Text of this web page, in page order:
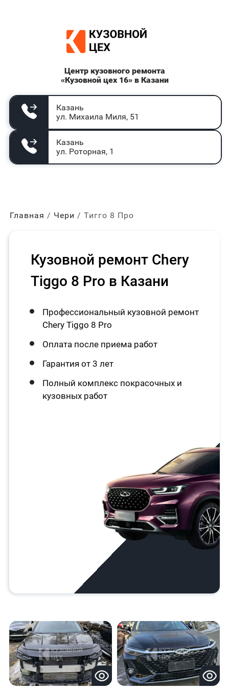
Центр кузовного ремонта
«Кузовной цех 16» в Казани
Казань
ул. Михаила Миля, 51
Казань
ул. Роторная, 1
Главная Чери Тигго 8 Про
Кузовной ремонт Chery
Tiggo 8 Pro в Казани
Профессиональный кузовной ремонт
Chery Tiggo 8 Pro
Оплата после приема работ
Гарантия от 3 лет
Полный комплекс покрасочных и
кузовных работ